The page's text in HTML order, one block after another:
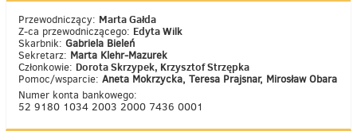
Przewodniczący: Marta Gałda
Z-ca przewodniczącego: Edyta Wilk
Skarbnik: Gabriela Bieleń
Sekretarz: Marta Klehr-Mazurek
Członkowie: Dorota Skrzypek, Krzysztof Strzępka
Pomoc/wsparcie: Aneta Mokrzycka, Teresa Prajsnar, Mirosław Obara
Numer konta bankowego:
52 9180 1034 2003 2000 7436 0001